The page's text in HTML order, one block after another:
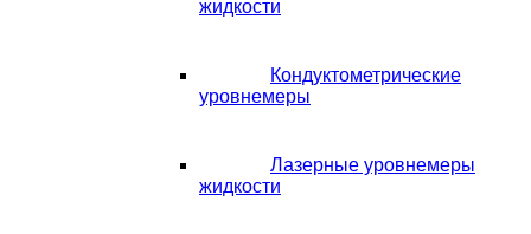
жидкости
Кондуктометрические
уровнемеры
Лазерные уровнемеры
жидкости